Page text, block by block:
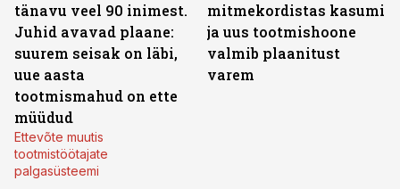
tänavu veel 90 inimest.
Juhid avavad plaane:
suurem seisak on läbi,
uue aasta
tootmismahud on ette
müüdud
Ettevõte muutis
tootmistöötajate
palgasüsteemi
mitmekordistas kasumi
ja uus tootmishoone
valmib plaanitust
varem